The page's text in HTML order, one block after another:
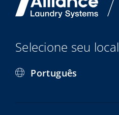
Selecione seu local
Português